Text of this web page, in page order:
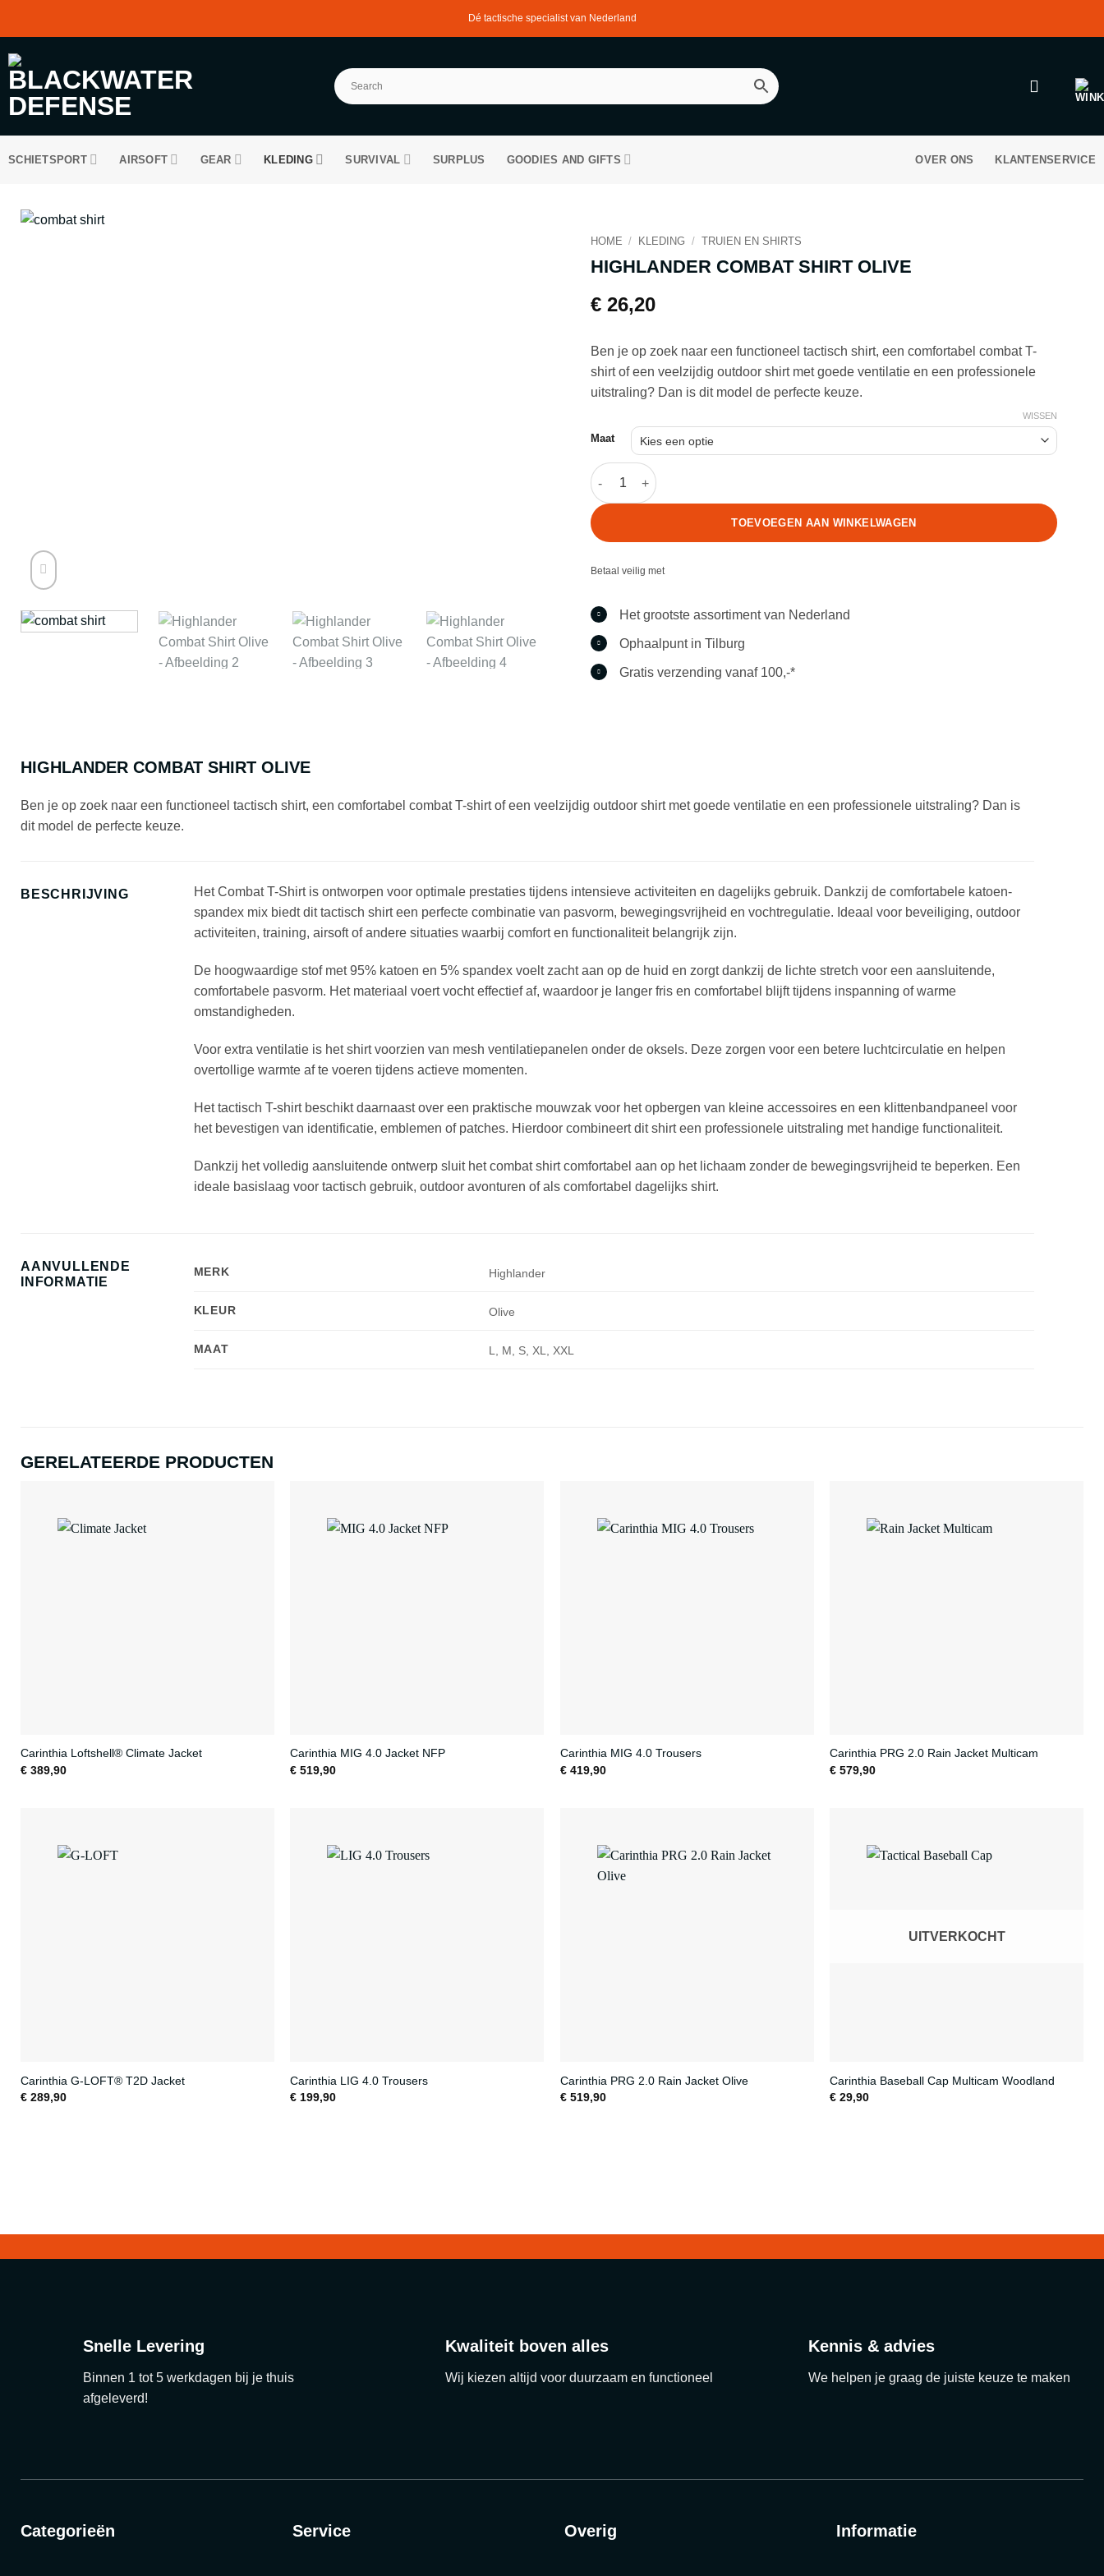
inhoud
Dé tactische specialist van Nederland
SCHIETSPORT AIRSOFT GEAR KLEDING SURVIVAL SURPLUS GOODIES AND GIFTS OVER ONS KLANTENSERVICE
HOME / KLEDING / TRUIEN EN SHIRTS
HIGHLANDER COMBAT SHIRT OLIVE
€26,20
Ben je op zoek naar een functioneel tactisch shirt, een comfortabel combat T-
shirt of een veelzijdig outdoor shirt met goede ventilatie en een professionele
uitstraling? Dan is dit model de perfecte keuze.
Maat
WISSEN
Highlander Combat Shirt Olive aantal
TOEVOEGEN AAN WINKELWAGEN
Betaal veilig met
Het grootste assortiment van Nederland
Ophaalpunt in Tilburg
Gratis verzending vanaf 100,-*
HIGHLANDER COMBAT SHIRT OLIVE
Ben je op zoek naar een functioneel tactisch shirt, een comfortabel combat T-shirt of een veelzijdig outdoor shirt met goede ventilatie en een professionele uitstraling? Dan is
dit model de perfecte keuze.
BESCHRIJVING
Het Combat T-Shirt is ontworpen voor optimale prestaties tijdens intensieve activiteiten en dagelijks gebruik. Dankzij de comfortabele katoen-
spandex mix biedt dit tactisch shirt een perfecte combinatie van pasvorm, bewegingsvrijheid en vochtregulatie. Ideaal voor beveiliging, outdoor
activiteiten, training, airsoft of andere situaties waarbij comfort en functionaliteit belangrijk zijn.
De hoogwaardige stof met 95% katoen en 5% spandex voelt zacht aan op de huid en zorgt dankzij de lichte stretch voor een aansluitende,
comfortabele pasvorm. Het materiaal voert vocht effectief af, waardoor je langer fris en comfortabel blijft tijdens inspanning of warme
omstandigheden.
Voor extra ventilatie is het shirt voorzien van mesh ventilatiepanelen onder de oksels. Deze zorgen voor een betere luchtcirculatie en helpen
overtollige warmte af te voeren tijdens actieve momenten.
Het tactisch T-shirt beschikt daarnaast over een praktische mouwzak voor het opbergen van kleine accessoires en een klittenbandpaneel voor
het bevestigen van identificatie, emblemen of patches. Hierdoor combineert dit shirt een professionele uitstraling met handige functionaliteit.
Dankzij het volledig aansluitende ontwerp sluit het combat shirt comfortabel aan op het lichaam zonder de bewegingsvrijheid te beperken. Een
ideale basislaag voor tactisch gebruik, outdoor avonturen of als comfortabel dagelijks shirt.
AANVULLENDE
INFORMATIE
MERK Highlander
KLEUR Olive
MAAT L, M, S, XL, XXL
GERELATEERDE PRODUCTEN
Carinthia Loftshell® Climate Jacket
€389,90
Carinthia MIG 4.0 Jacket NFP
€ 519,90
Carinthia MIG 4.0 Trousers
€419,90
Carinthia PRG 2.0 Rain Jacket Multicam
€ 579,90
Carinthia G-LOFT® T2D Jacket
€289,90
Carinthia LIG 4.0 Trousers
€ 199,90
Carinthia PRG 2.0 Rain Jacket Olive
€519,90
UITVERKOCHT
Carinthia Baseball Cap Multicam Woodland
€ 29,90
Snelle Levering
Binnen 1 tot 5 werkdagen bij je thuis
afgeleverd!
Kwaliteit boven alles
Wij kiezen altijd voor duurzaam en functioneel
Kennis & advies
We helpen je graag de juiste keuze te maken
Categorieën Service Overig Informatie